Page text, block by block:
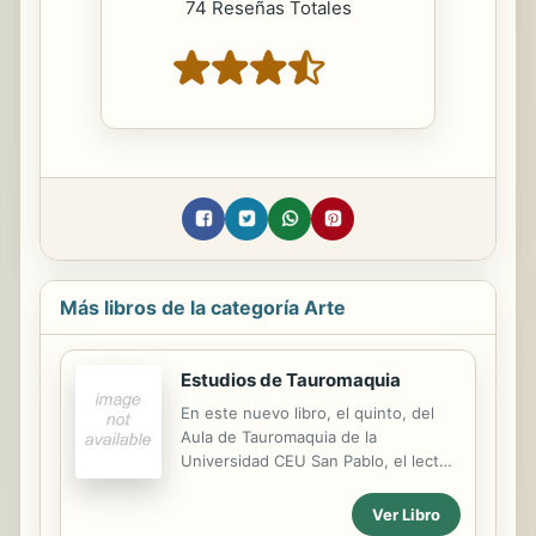
74 Reseñas Totales
Más libros de la categoría Arte
Estudios de Tauromaquia
En este nuevo libro, el quinto, del
Aula de Tauromaquia de la
Universidad CEU San Pablo, el lector
aportaciones a la historia del festejo
Ver Libro